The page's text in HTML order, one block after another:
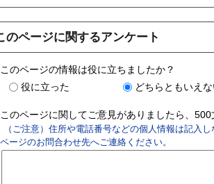
のページに関するアンケート
このページの情報は役に立ちましたか？
役に立った
どちらともいえ
このページに関してご意見がありましたら、
（ご注意）住所や電話番号などの個人情報は記入
ページのお問合わせ先へご連絡ください。